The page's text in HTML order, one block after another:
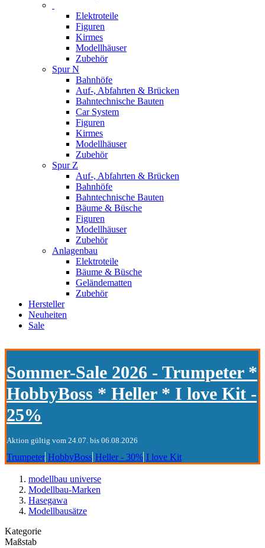
Elektroteile
Figuren
Kirmes
Modellhäuser
Zubehör
Spur N
Bahnhöfe
Auf-, Abfahrten & Brücken
Bahntechnische Bauten
Car System
Figuren
Kirmes
Modellhäuser
Zubehör
Spur Z
Auf-, Abfahrten & Brücken
Bahnhöfe
Bahntechnische Bauten
Bäume & Büsche
Figuren
Modellhäuser
Zubehör
Anlagenbau
Elektroteile
Bäume & Büsche
Geländematten
Zubehör
Hersteller
Neuheiten
Sale
Sommer-Sale 2026 - Trumpeter *
HobbyBoss * Heller * I love Kit -
25%
Aktion gültig vom 24.07. bis 06.08.2026
Trumpeter HobbyBoss Heller - 30% I love Kit
modellbau universe
Modellbau-Marken
Hasegawa
Modellbausätze
Kategorie
Maßstab